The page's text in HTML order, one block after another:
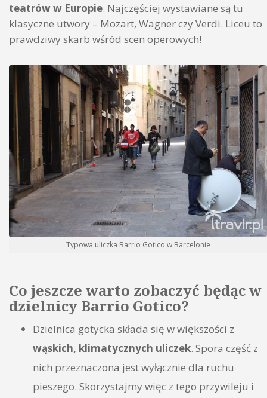
teatrów w Europie. Najczęściej wystawiane są tu
klasyczne utwory – Mozart, Wagner czy Verdi. Liceu to
prawdziwy skarb wśród scen operowych!
Typowa uliczka Barrio Gotico w Barcelonie
Co jeszcze warto zobaczyć będąc w
dzielnicy Barrio Gotico?
Dzielnica gotycka składa się w większości z
wąskich, klimatycznych uliczek. Spora część z
nich przeznaczona jest wyłącznie dla ruchu
pieszego. Skorzystajmy więc z tego przywileju i